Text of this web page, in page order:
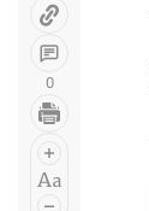
An Sinh
0